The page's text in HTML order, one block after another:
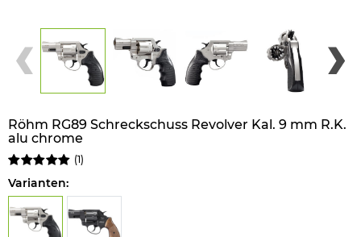
Röhm RG89 Schreckschuss Revolver Kal. 9 mm R.K.
alu chrome
(1 )
Varianten: